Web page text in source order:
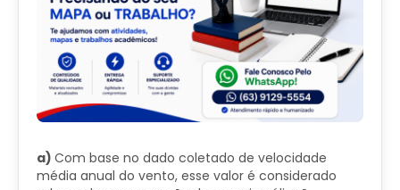
a) Com base no dado coletado de velocidade
média anual do vento, esse valor é considerado